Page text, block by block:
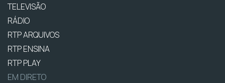
TELEVISÃO
RÁDIO
RTP ARQUIVOS
RTP ENSINA
RTP PLAY
EM DIRETO